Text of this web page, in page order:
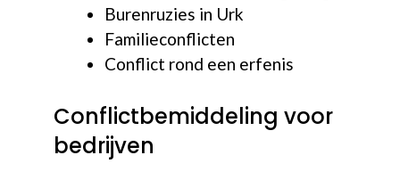
Burenruzies in Urk
Familieconflicten
Conflict rond een erfenis
Conflictbemiddeling voor
bedrijven